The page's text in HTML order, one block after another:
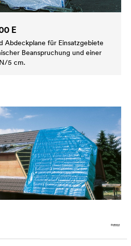
E
Abdeckplane für Einsatzgebiete
Beanspruchung und einer
5 cm.